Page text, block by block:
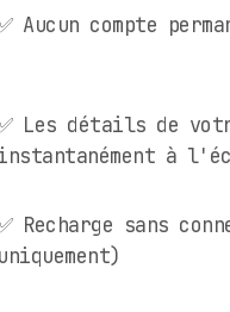
Aucun compte
Les détails de
à
Recharge sans
uniquement)